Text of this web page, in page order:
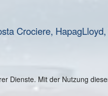
Crociere,
Dienste. Mit der Nutzung